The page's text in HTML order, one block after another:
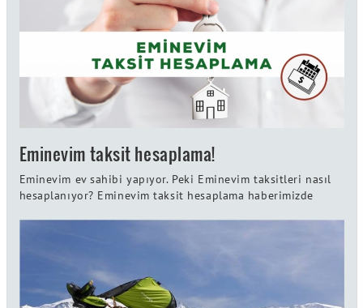
Eminevim taksit hesaplama!
Eminevim ev sahibi yapıyor. Peki Eminevim taksitleri nasıl
hesaplanıyor? Eminevim taksit hesaplama haberimizde